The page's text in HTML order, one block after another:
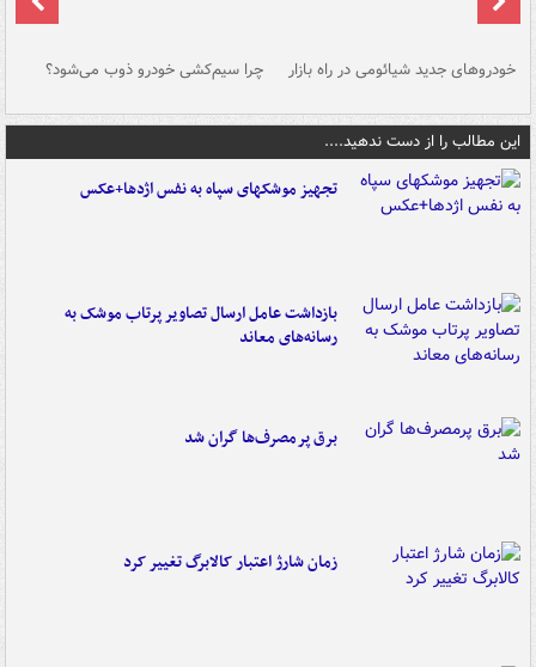
خودروهای جدید شیائومی در راه بازار چرا سیم‌کشی خودرو ذوب می‌شود؟
این مطالب را از دست ندهید....
تجهیز موشکهای سپاه به نفس اژدها+عکس
بازداشت عامل ارسال تصاویر پرتاب موشک به
رسانه‌های معاند
برق پرمصرف‌ها گران شد
زمان شارژ اعتبار کالابرگ تغییر کرد